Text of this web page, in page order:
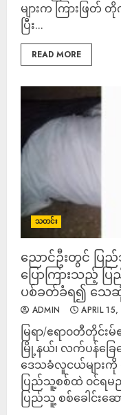
များက ကြားဖြတ်
ပြီး...
READ MORE
သတင်း
ညောင်ဦးတွင် ပြ
ပြောကြားသည့်
ပစ်ခတ်ခံရ၍ သေ
ADMIN APRIL
မြရာ/ဧရာ၀တီတိုင်းမ်
မြို့နယ်၊ လက်ပန်ခြ
ဒေသခံလူငယ်များ
ပြည်သူ့စစ်ထဲ ၀င်ရ
ပြည်သူ့ စစ်ခေါင်း